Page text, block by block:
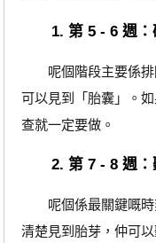
1. 第 5 - 6 週：
呢個階段主要係排
可以見到「胎囊」。
查就一定要做。
2. 第 7 - 8 週：
呢個係最關鍵嘅時
清楚見到胎芽，仲可